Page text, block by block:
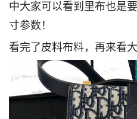
中大家可以看到里布也是
寸参数！
看完了皮料布料，再来看